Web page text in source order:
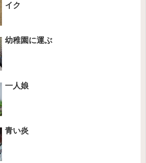
イク
幼稚園に運ぶ
一人娘
青い炎